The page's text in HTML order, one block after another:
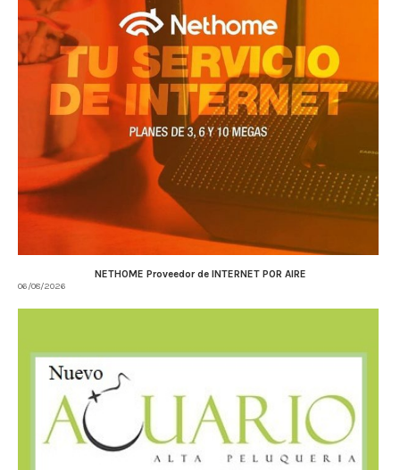
NETHOME Proveedor de INTERNET POR AIRE
06/08/2026